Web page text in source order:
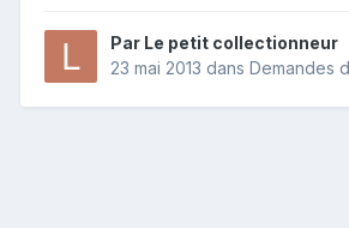
Par Le petit collectionneur
23 mai 2013 dans Demandes